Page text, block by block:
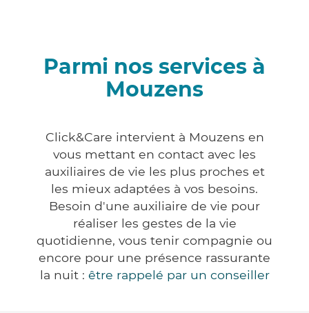
Parmi nos services à
Mouzens
Click&Care intervient à Mouzens en
vous mettant en contact avec les
auxiliaires de vie les plus proches et
les mieux adaptées à vos besoins.
Besoin d'une auxiliaire de vie pour
réaliser les gestes de la vie
quotidienne, vous tenir compagnie ou
encore pour une présence rassurante
la nuit : être rappelé par un conseiller